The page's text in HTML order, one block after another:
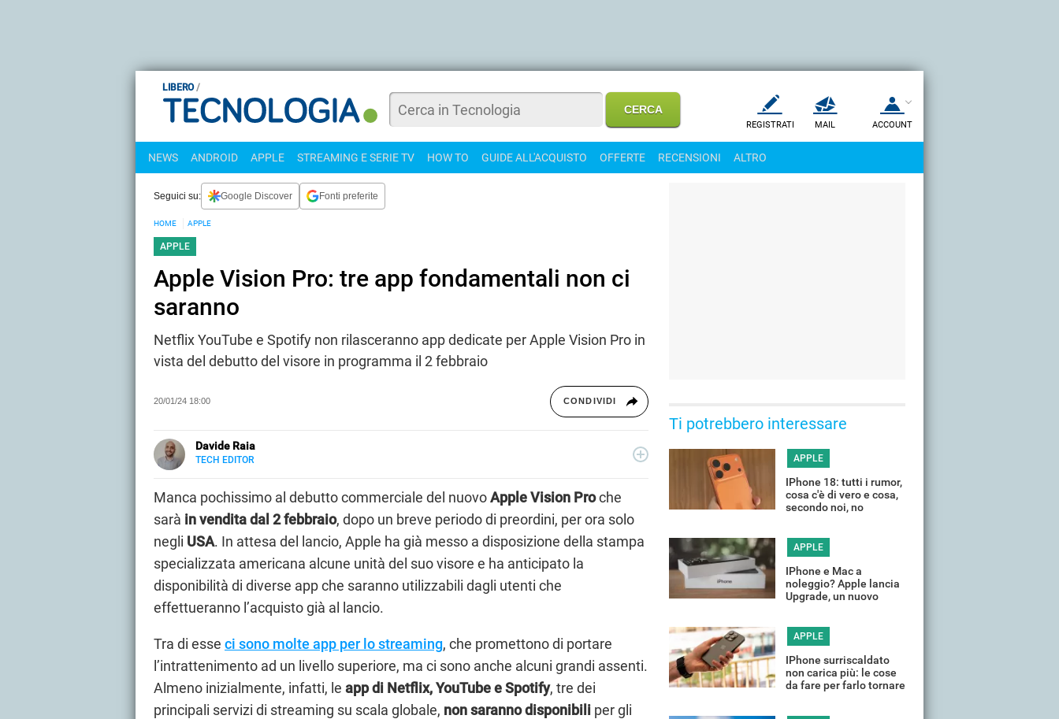
LIBERO
REGISTRATI MAIL ACCOUNT
NEWS ANDROID APPLE STREAMING E SERIE TV HOW TO GUIDE ALL'ACQUISTO OFFERTE RECENSIONI ALTRO
Seguici su: Google Discover Fonti preferite
HOME APPLE
APPLE
Apple Vision Pro: tre app fondamentali non ci
saranno
Netflix YouTube e Spotify non rilasceranno app dedicate per Apple Vision Pro in
vista del debutto del visore in programma il 2 febbraio
20/01/24 18:00 CONDIVIDI
Davide Raia
TECH EDITOR
principalmente di tecnologia, in tutte le sue forme. Appassionato di viaggi, vive tra Napoli e la
Grecia.
Manca pochissimo al debutto commerciale del nuovoApple Vision Proche
sarà in vendita dal 2 febbraio, dopo un breve periodo di preordini, per ora solo
negli USA. In attesa del lancio, Apple ha già messo a disposizione della stampa
specializzata americana alcune unità del suo visore e ha anticipato la
disponibilità di diverse app che saranno utilizzabili dagli utenti che
effettueranno l’acquisto già al lancio.
Tra di esse ci sono molte app per lo streaming, che promettono di portare
l’intrattenimento ad un livello superiore, ma ci sono anche alcuni grandi assenti.
Almeno inizialmente, infatti, le app di Netflix, YouTube e Spotify, tre dei
principali servizi di streaming su scala globale, non saranno disponibili per gli
Ti potrebbero interessare
APPLE
IPhone 18: tutti i rumor,
cosa c'è di vero e cosa,
secondo noi, no
APPLE
IPhone e Mac a
noleggio? Apple lancia
Upgrade, un nuovo
APPLE
IPhone surriscaldato
non carica più: le cose
da fare per farlo tornare